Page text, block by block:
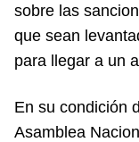
sobre las
que sean
para llegar a un
En su condición
Asamblea